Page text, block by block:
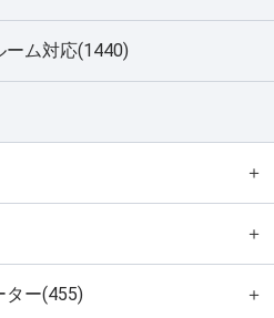
ーム対応(1440)
＋
＋
ター(455) ＋